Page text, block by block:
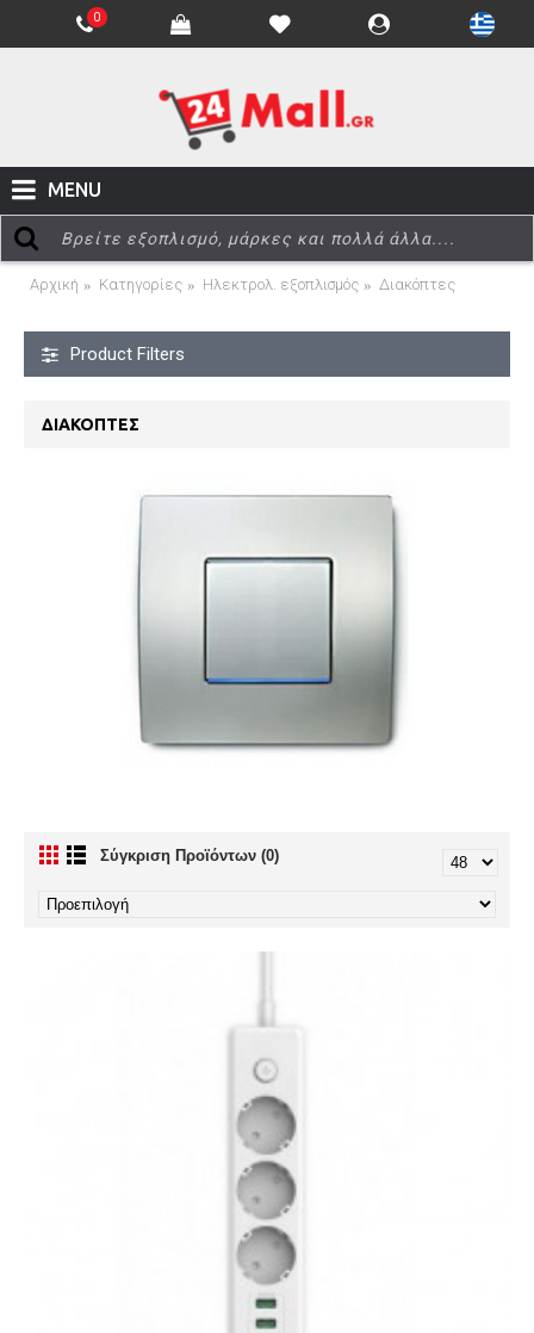
0
MENU
Αρχική Κατηγορίες Ηλεκτρολ. εξοπλισμός Διακόπτες
Product Filters
ΔΙΑΚΌΠΤΕΣ
Σύγκριση Προϊόντων (0)